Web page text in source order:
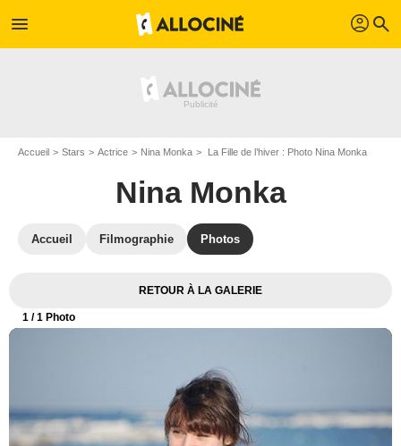
menu profil search
Accueil Stars Actrice Nina Monka La Fille de l’hiver : Photo Nina Monka
Nina Monka
Accueil Filmographie Photos
RETOUR À LA GALERIE
1 / 1 Photo